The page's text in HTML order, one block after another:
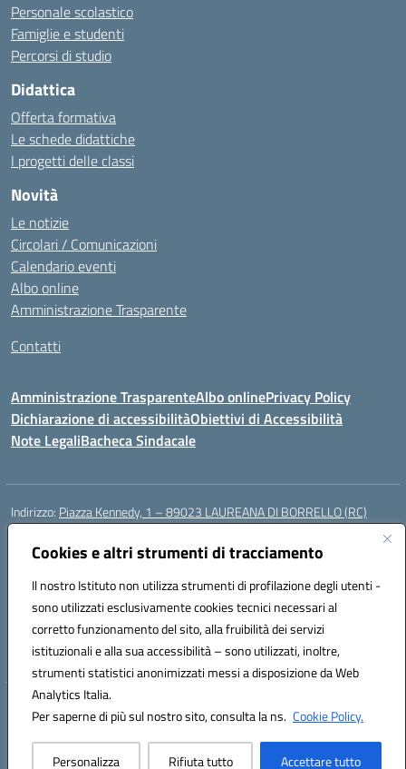
Cookies e altri strumenti di tracciamento
Il nostro Istituto non utilizza strumenti di profilazione degli utenti -
sono utilizzati esclusivamente cookies tecnici necessari al
corretto funzionamento del sito, alla fruibilità dei servizi
istituzionali e alla sua accessibilità – sono utilizzati, inoltre,
strumenti statistici anonimizzati messi a disposizione da Web
Analytics Italia.
Per saperne di più sul nostro sito, consulta la ns. Cookie Policy.
Personalizza Rifiuta tutto Accettare tutto
Personale scolastico
Famiglie e studenti
Percorsi di studio
Didattica
Offerta formativa
Le schede didattiche
I progetti delle classi
Novità
Le notizie
Circolari / Comunicazioni
Calendario eventi
Albo online
Amministrazione Trasparente
Contatti
Amministrazione TrasparenteAlbo onlinePrivacy Policy
Dichiarazione di accessibilitàObiettivi di Accessibilità
Note LegaliBacheca Sindacale
Indirizzo: Piazza Kennedy, 1 – 89023 LAUREANA DI BORRELLO (RC)
Centralino:
Posta elettronica certificata (PEC):rcic84800t@pec.istruzione.it
Codice fiscale: 82000940807
Codice meccanografico:RCIC84800T
Codice Indice delle Pubbliche Amministrazioni (IPA): istsc_rcic84800t
Codice unico di fatturazione (CUF): UF3A7N
Hosting & Powered by 3D Solution S.r.l.
Concept & Design by Designers Italia